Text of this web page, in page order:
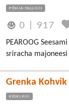
PÕHJA-TALLINN
0 917
PEAROOG
sriracha
Grenka Kohvik
KESKLINN